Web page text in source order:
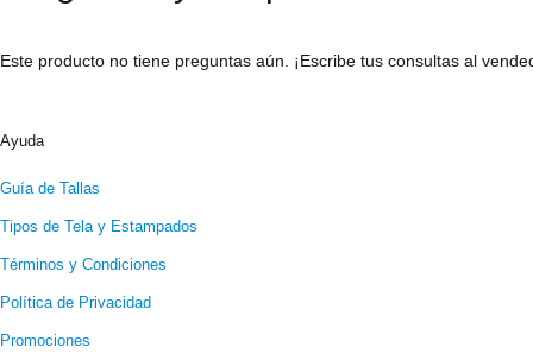
Este producto no tiene preguntas aún. ¡Escribe tus consultas al
Ayuda
Guía de Tallas
Tipos de Tela y Estampados
Términos y Condiciones
Política de Privacidad
Promociones